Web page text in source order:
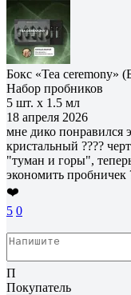
Бокс «Tea ceremony»
Набор пробников
5 шт. х 1.5 мл
18 апреля 2026
мне дико понравился
кристальный ????
"туман и горы",
экономить пробничек
❤️
5 0
П
Покупатель